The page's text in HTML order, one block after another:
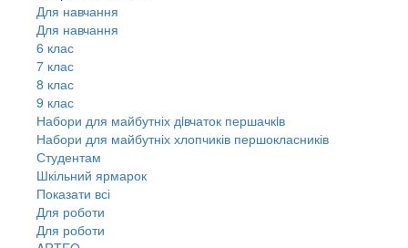
Для навчання
Для навчання
6 клас
7 клас
8 клас
9 клас
Набори для майбутніх дiвчаток першачкiв
Набори для майбутніх хлопчиків першокласників
Студентам
Шкільний ярмарок
Показати всі
Для роботи
Для роботи